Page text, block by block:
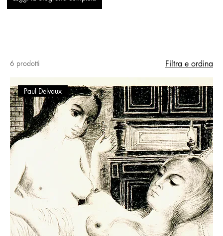
6 prodotti Filtra e ordina
Paul Delvaux